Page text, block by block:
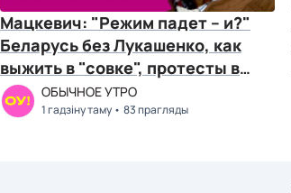
Мацкевич: "Режим падет – и?"
Беларусь без Лукашенко, как
выжить в "совке", протесты в
2020-м, Сталин
ОБЫЧНОЕ УТРО
1 гадзіну таму 83 прагляды